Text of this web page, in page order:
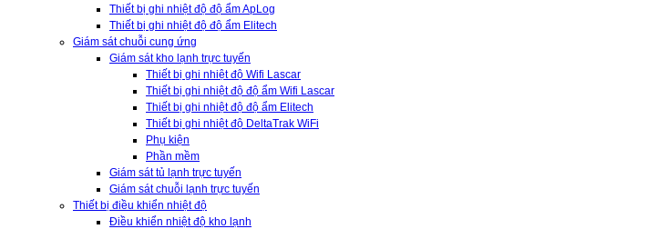
Thiết bị ghi nhiệt độ độ ẩm ApLog
Thiết bị ghi nhiệt độ độ ẩm Elitech
Giám sát chuỗi cung ứng
Giám sát kho lạnh trực tuyến
Thiết bị ghi nhiệt độ Wifi Lascar
Thiết bị ghi nhiệt độ độ ẩm Wifi Lascar
Thiết bị ghi nhiệt độ độ ẩm Elitech
Thiết bị ghi nhiệt độ DeltaTrak WiFi
Phụ kiện
Phần mềm
Giám sát tủ lạnh trực tuyến
Giám sát chuỗi lạnh trực tuyến
Thiết bị điều khiển nhiệt độ
Điều khiển nhiệt độ kho lạnh